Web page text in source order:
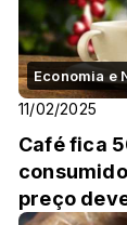
Economia e
11/02/2025
Café fica
preço